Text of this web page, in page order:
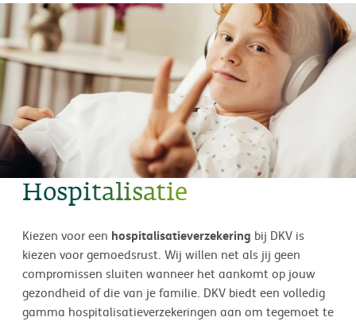
Hospitalisatie
Kiezen voor een hospitalisatieverzekering bij DKV is
kiezen voor gemoedsrust. Wij willen net als jij geen
compromissen sluiten wanneer het aankomt op jouw
gezondheid of die van je familie. DKV biedt een volledig
gamma hospitalisatieverzekeringen aan om tegemoet te